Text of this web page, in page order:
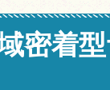
密着